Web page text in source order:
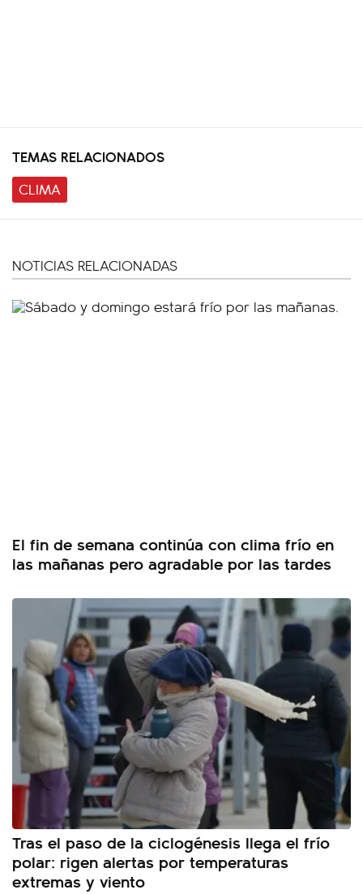
TEMAS RELACIONADOS
CLIMA
NOTICIAS RELACIONADAS
El fin de semana continúa con clima frío en
las mañanas pero agradable por las tardes
Tras el paso de la ciclogénesis llega el frío
polar: rigen alertas por temperaturas
extremas y viento